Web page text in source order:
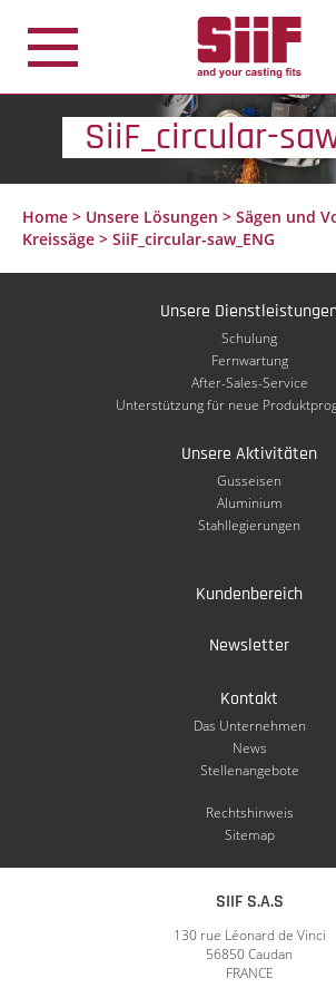
SiiF_circular-
Home > Unsere Lösungen > Sägen und
Kreissäge > SiiF_circular-saw_ENG
Unsere
Schulung
Fernwartung
After-Sales-Service
Unterstützung für neue
Unsere Aktivitäten
Gusseisen
Aluminium
Stahllegierungen
Kundenbereich
Newsletter
Kontakt
Das Unternehmen
News
Stellenangebote
Rechtshinweis
Sitemap
SIIF S.A.S
130 rue Léonard de Vinci
56850 Caudan
FRANCE